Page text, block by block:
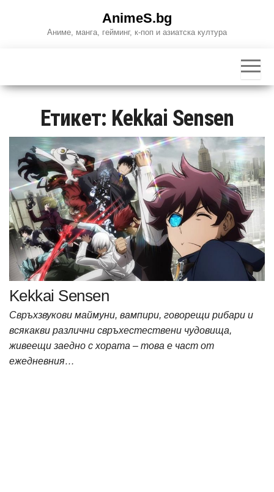
AnimeS.bg
Аниме, манга, гейминг, к-поп и азиатска култура
Етикет: Kekkai Sensen
Kekkai Sensen
Свръхзвукови маймуни, вампири, говорещи рибари и
всякакви различни свръхестествени чудовища,
живеещи заедно с хората – това е част от
ежедневния…